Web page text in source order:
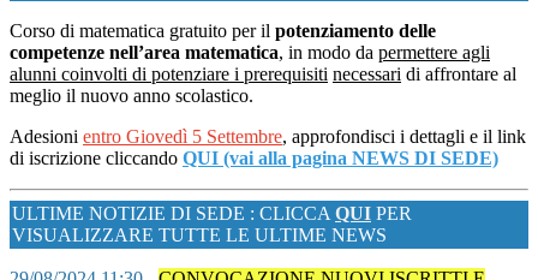
Corso di matematica gratuito per il potenziamento delle
competenze nell’area matematica, in modo da permettere agli
alunni coinvolti di potenziare i prerequisiti necessari di affrontare al
meglio il nuovo anno scolastico.
Adesioni entro Giovedì 5 Settembre, approfondisci i dettagli e il link
di iscrizione cliccando QUI (vai alla pagina NEWS DI SEDE)
ULTIME NOTIZIE DI SEDE : CLICCA QUI PER
VISUALIZZARE TUTTE LE ULTIME NEWS